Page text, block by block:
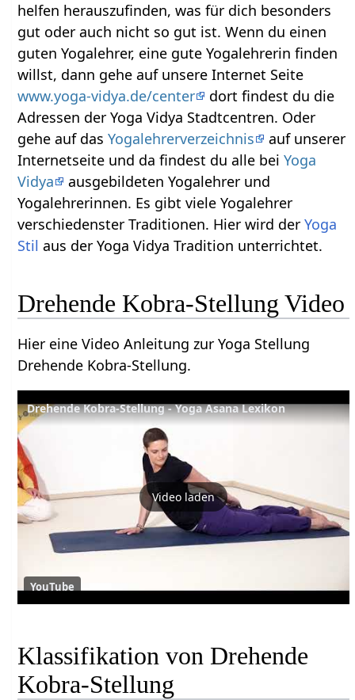
helfen herauszufinden, was für dich besonders
gut oder auch nicht so gut ist. Wenn du einen
guten Yogalehrer, eine gute Yogalehrerin finden
willst, dann gehe auf unsere Internet Seite
www.yoga-vidya.de/center
dort findest du die
Adressen der Yoga Vidya Stadtcentren. Oder
gehe auf dasYogalehrerverzeichnis
auf unserer
Internetseite und da findest du alle beiYoga
Vidya
ausgebildeten Yogalehrer und
Yogalehrerinnen. Es gibt viele Yogalehrer
verschiedenster Traditionen. Hier wird derYoga
Stil aus der Yoga Vidya Tradition unterrichtet.
Drehende Kobra-Stellung Video
Hier eine Video Anleitung zur Yoga Stellung
Drehende Kobra-Stellung.
Drehende Kobra-Stellung - Yoga Asana Lexikon
Video laden
YouTube
Klassifikation von Drehende
Kobra-Stellung